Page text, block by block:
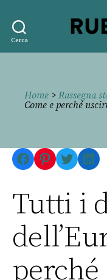
Cerca
Home > Rassegna
Come e perché
Facebook
Pinterest
Twitter
Tutti i